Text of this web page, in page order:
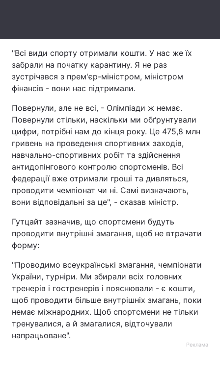
Тема оформлення
"Всі види спорту отримали кошти. У нас же їх
забрали на початку карантину. Я не раз
зустрічався з прем'єр-міністром, міністром
фінансів - вони нас підтримали.
Повернули, але не всі, - Олімпіади ж немає.
Повернули стільки, наскільки ми обґрунтували
цифри, потрібні нам до кінця року. Це 475,8 млн
гривень на проведення спортивних заходів,
навчально-спортивних робіт та здійснення
антидопінгового контролю спортсменів. Всі
федерації вже отримали гроші та дивляться,
проводити чемпіонат чи ні. Самі визначають,
вони відповідальні за це", - сказав міністр.
Гутцайт зазначив, що спортсмени будуть
проводити внутрішні змагання, щоб не втрачати
форму:
"Проводимо всеукраїнські змагання, чемпіонати
України, турніри. Ми збирали всіх головних
тренерів і гостренерів і пояснювали - є кошти,
щоб проводити більше внутрішніх змагань, поки
немає міжнародних. Щоб спортсмени не тільки
тренувалися, а й змагалися, відточували
напрацьоване".
Реклама